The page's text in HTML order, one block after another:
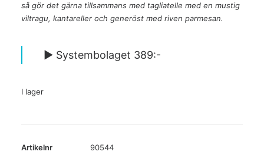
så gör det gärna tillsammans med tagliatelle med en mustig
viltragu, kantareller och generöst med riven parmesan.
► Systembolaget 389:-
I lager
Artikelnr
90544